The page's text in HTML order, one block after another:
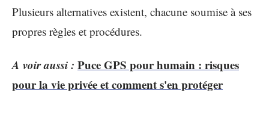
Plusieurs alternatives existent, chacune soumise à ses
propres règles et procédures.
A voir aussi : Puce GPS pour humain : risques
pour la vie privée et comment s'en protéger